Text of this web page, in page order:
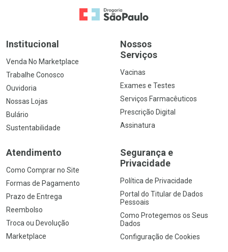
Ir para a Home
Institucional
Venda No Marketplace
Trabalhe Conosco
Ouvidoria
Nossas Lojas
Bulário
Sustentabilidade
Nossos
Serviços
Vacinas
Exames e Testes
Serviços Farmacêuticos
Prescrição Digital
Assinatura
Atendimento
Como Comprar no Site
Formas de Pagamento
Prazo de Entrega
Reembolso
Troca ou Devolução
Marketplace
Segurança e
Privacidade
Política de Privacidade
Portal do Titular de Dados
Pessoais
Como Protegemos os Seus
Dados
Configuração de Cookies